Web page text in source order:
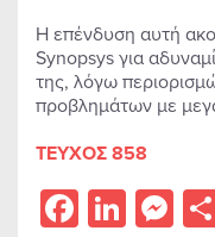
Η επένδυση αυτή
Synopsys για
της, λόγω
προβλημάτων με
ΤΕΥΧΟΣ 858